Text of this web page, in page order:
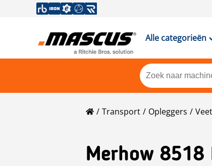
Alle categorieën
Transport Opleggers
Merhow 8518